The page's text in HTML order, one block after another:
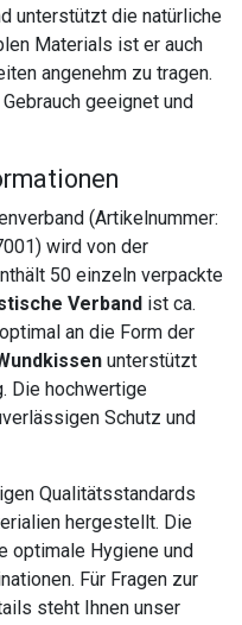
unterstützt die natürliche
Materials ist er auch
angenehm zu tragen.
geeignet und
(Artikelnummer:
wird von der
50 einzeln verpackte
Verband ist ca.
an die Form der
unterstützt
Die hochwertige
Schutz und
Qualitätsstandards
hergestellt. Die
optimale Hygiene und
Für Fragen zur
steht Ihnen unser